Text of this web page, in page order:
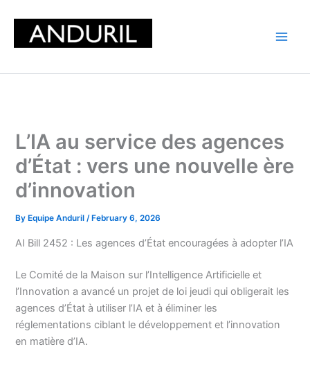
content
L’IA au service des agences
d’État : vers une nouvelle ère
d’innovation
By Equipe Anduril/ February 6, 2026
AI Bill 2452 : Les agences d’État encouragées à adopter l’IA
Le Comité de la Maison sur l’Intelligence Artificielle et
l’Innovation a avancé un projet de loi jeudi qui obligerait les
agences d’État à utiliser l’IA et à éliminer les
réglementations ciblant le développement et l’innovation
en matière d’IA.